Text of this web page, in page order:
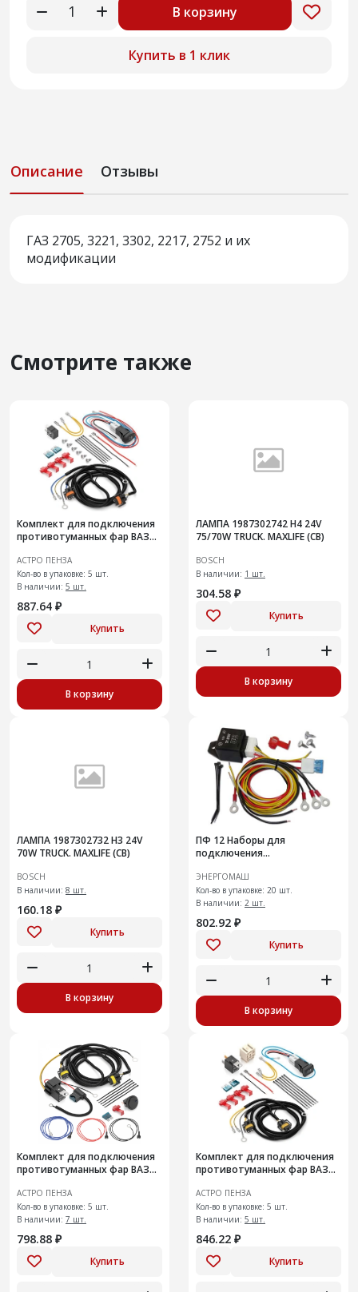
В корзину
Купить в 1 клик
Описание Отзывы
ГАЗ 2705, 3221, 3302, 2217, 2752 и их
модификации
Смотрите также
Комплект для подключения
противотуманных фар ВАЗ
АСТРО ПЕНЗА
Кол-во в упаковке: 5 шт.
В наличии: 5 шт.
887.64 ₽
Купить
В корзину
ЛАМПА 1987302742 H4 24V
75/70W TRUCK. MAXLIFE (CB)
BOSCH
В наличии: 1 шт.
304.58 ₽
Купить
В корзину
ЛАМПА 1987302732 H3 24V
70W TRUCK. MAXLIFE (CB)
BOSCH
В наличии: 8 шт.
160.18 ₽
Купить
В корзину
ПФ 12 Наборы для
подключения
ЭНЕРГОМАШ
Кол-во в упаковке: 20 шт.
В наличии: 2 шт.
802.92 ₽
Купить
В корзину
Комплект для подключения
противотуманных фар ВАЗ
АСТРО ПЕНЗА
Кол-во в упаковке: 5 шт.
В наличии: 7 шт.
798.88 ₽
Купить
Комплект для подключения
противотуманных фар ВАЗ
АСТРО ПЕНЗА
Кол-во в упаковке: 5 шт.
В наличии: 5 шт.
846.22 ₽
Купить